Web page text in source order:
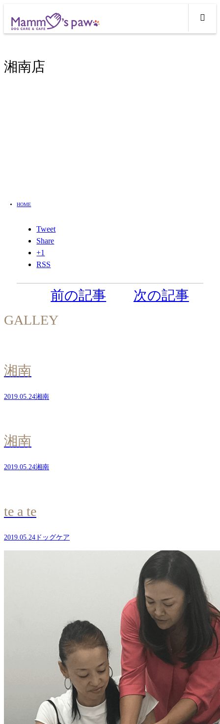
湘南店
HOME
Tweet
Share
+1
RSS
前の記事
次の記事
GALLEY
湘南
2019.05.24湘南
湘南
2019.05.24湘南
te a te
2019.05.24 ドッグケア